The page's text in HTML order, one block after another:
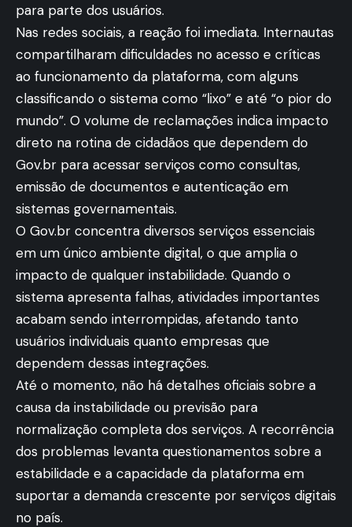
para parte dos usuários.
Nas redes sociais, a reação foi imediata. Internautas
compartilharam dificuldades no acesso e críticas
ao funcionamento da plataforma, com alguns
classificando o sistema como “lixo” e até “o pior do
mundo”. O volume de reclamações indica impacto
direto na rotina de cidadãos que dependem do
Gov.br para acessar serviços como consultas,
emissão de documentos e autenticação em
sistemas governamentais.
O Gov.br concentra diversos serviços essenciais
em um único ambiente digital, o que amplia o
impacto de qualquer instabilidade. Quando o
sistema apresenta falhas, atividades importantes
acabam sendo interrompidas, afetando tanto
usuários individuais quanto empresas que
dependem dessas integrações.
Até o momento, não há detalhes oficiais sobre a
causa da instabilidade ou previsão para
normalização completa dos serviços. A recorrência
dos problemas levanta questionamentos sobre a
estabilidade e a capacidade da plataforma em
suportar a demanda crescente por serviços digitais
no país.